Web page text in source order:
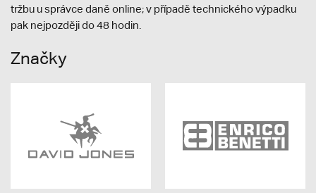
tržbu u správce daně online; v případě technického výpadku
pak nejpozději do 48 hodin.
Značky